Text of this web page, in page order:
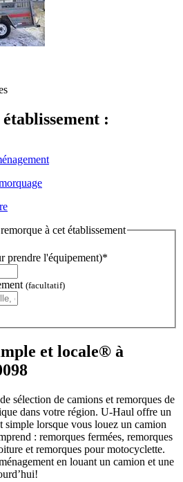
:
à cet établissement
prendre l'équipement)*
(facultatif)
et locale® à
sélection de camions et remorques de
dans votre région. U-Haul offre un
simple lorsque vous louez un camion
: remorques fermées, remorques
et remorques pour motocyclette.
en louant un camion et une